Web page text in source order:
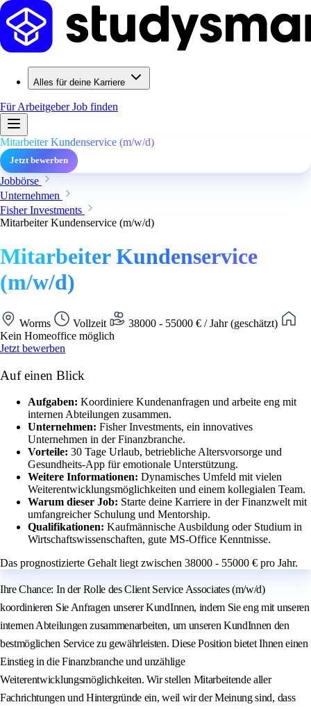
Alles für deine Karriere
Für ArbeitgeberJob finden
Mitarbeiter Kundenservice (m/w/d)
Jetzt bewerben
Jobbörse
Unternehmen
Fisher Investments
Mitarbeiter Kundenservice (m/w/d)
Mitarbeiter Kundenservice
(m/w/d)
Worms Vollzeit
38000 - 55000 € / Jahr (geschätzt)
Kein Homeoffice möglich
Jetzt bewerben
Auf einen Blick
Aufgaben: Koordiniere Kundenanfragen und arbeite eng mit
internen Abteilungen zusammen.
Unternehmen: Fisher Investments, ein innovatives
Unternehmen in der Finanzbranche.
Vorteile: 30 Tage Urlaub, betriebliche Altersvorsorge und
Gesundheits-App für emotionale Unterstützung.
Weitere Informationen: Dynamisches Umfeld mit vielen
Weiterentwicklungsmöglichkeiten und einem kollegialen Team.
Warum dieser Job: Starte deine Karriere in der Finanzwelt mit
umfangreicher Schulung und Mentorship.
Qualifikationen: Kaufmännische Ausbildung oder Studium in
Wirtschaftswissenschaften, gute MS-Office Kenntnisse.
Das prognostizierte Gehalt liegt zwischen 38000 - 55000 € pro Jahr.
Ihre Chance: In der Rolle des Client Service Associates (m/w/d)
koordinieren Sie Anfragen unserer KundInnen, indem Sie eng mit unseren
internen Abteilungen zusammenarbeiten, um unseren KundInnen den
bestmöglichen Service zu gewährleisten. Diese Position bietet Ihnen einen
Einstieg in die Finanzbranche und unzählige
Weiterentwicklungsmöglichkeiten. Wir stellen Mitarbeitende aller
Fachrichtungen und Hintergründe ein, weil wir der Meinung sind, dass